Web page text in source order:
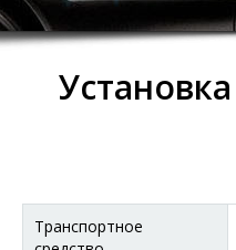
Транспортное